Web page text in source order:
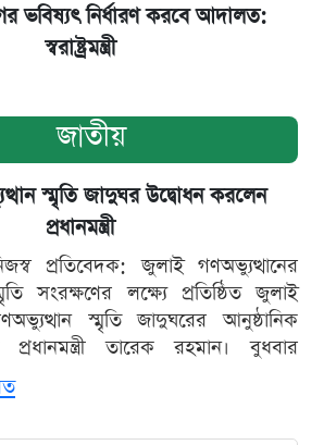
ভবিষ্যৎ নির্ধারণ করবে আদালত:
স্বরাষ্ট্রমন্ত্রী
জাতীয়
স্মৃতি জাদুঘর উদ্বোধন করলেন
প্রধানমন্ত্রী
প্রতিবেদক: জুলাই গণঅভ্যুত্থানের
সংরক্ষণের লক্ষ্যে প্রতিষ্ঠিত জুলাই
স্মৃতি জাদুঘরের আনুষ্ঠানিক
তারেক রহমান। বুধবার